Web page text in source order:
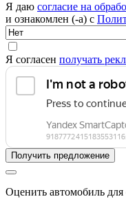
Я даю согласие на
и ознакомлен (-а) с
Я согласен получать
Оценить автомобиль для